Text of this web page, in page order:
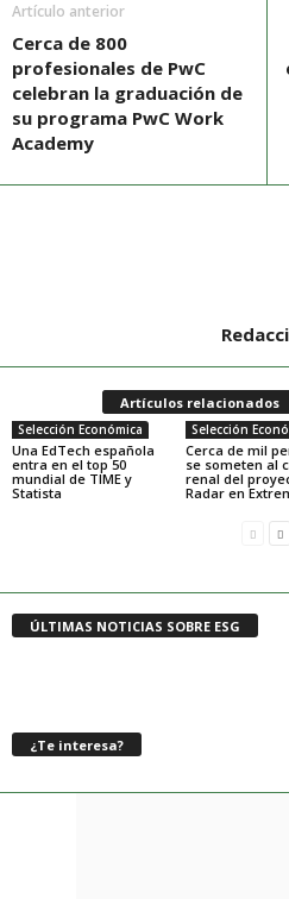
Artículo anterior
Cerca de 800
profesionales de PwC
celebran la graduación de
su programa PwC Work
Academy
Artículos relacionados
Selección Económica
Una EdTech española
entra en el top 50
mundial de TIME y
Statista
Selección
Cerca de mil
se someten al
renal del
Radar en
ÚLTIMAS NOTICIAS SOBRE ESG
¿Te interesa?